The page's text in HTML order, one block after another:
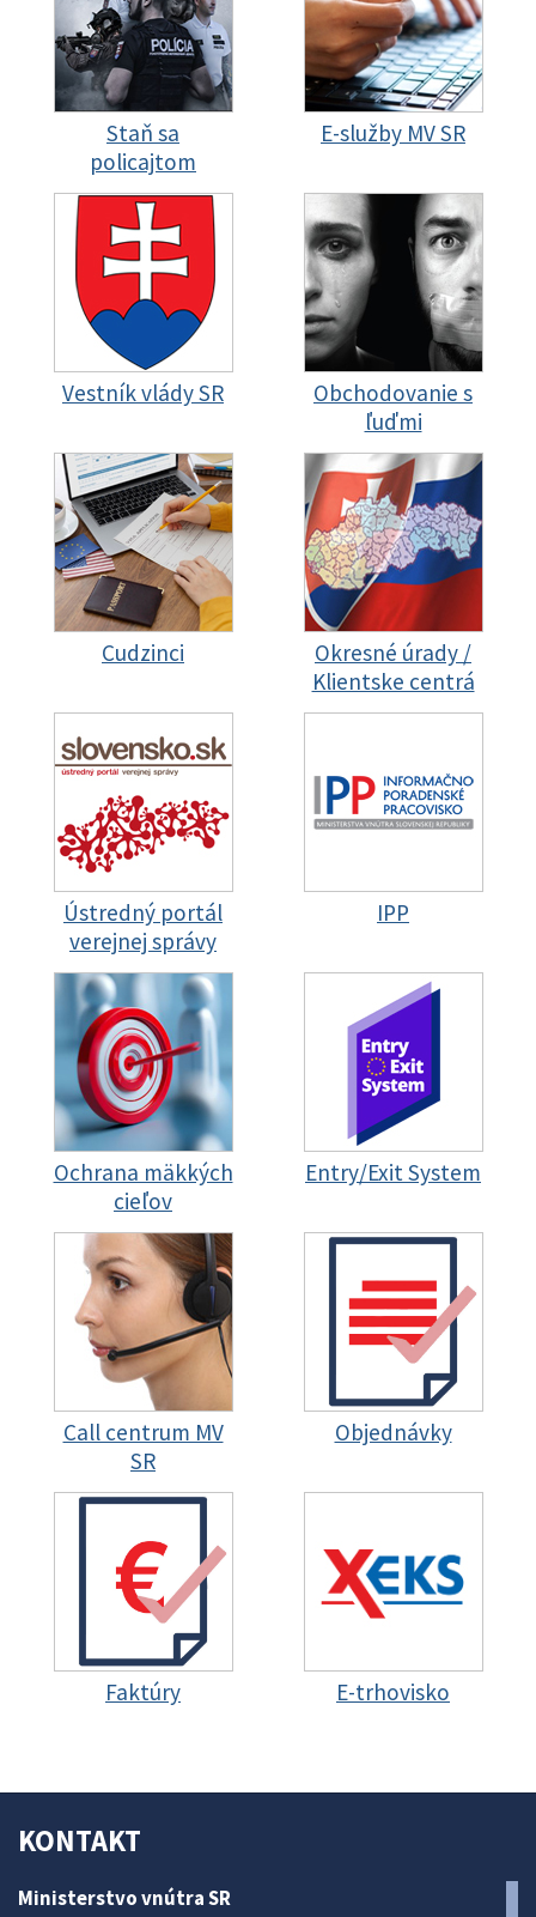
Staň sa
policajtom
E-služby MV SR
Vestník vlády SR
Obchodovanie s
ľuďmi
Cudzinci
Okresné úrady /
Klientske centrá
Ústredný portál
verejnej správy
IPP
Ochrana mäkkých
cieľov
Entry/Exit System
Call centrum MV
SR
Objednávky
Faktúry E-trhovisko
KONTAKT
Ministerstvo vnútra SR